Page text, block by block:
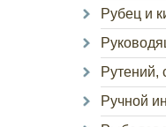
Рубец и
Рутений,
Ручной